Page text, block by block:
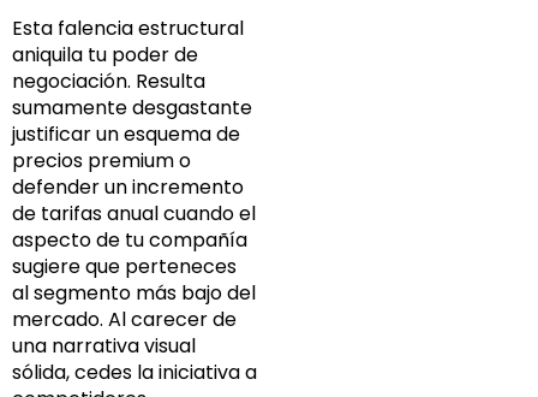
Esta falencia estructural
aniquila tu poder de
negociación. Resulta
sumamente desgastante
justificar un esquema de
precios premium o
defender un incremento
de tarifas anual cuando el
aspecto de tu compañía
sugiere que perteneces
al segmento más bajo del
mercado. Al carecer de
una narrativa visual
sólida, cedes la iniciativa a